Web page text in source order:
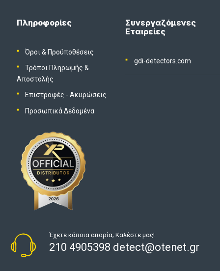
Πληροφορίες
Όροι & Προϋποθέσεις
Τρόποι Πληρωμής &
Αποστολής
Επιστροφές - Ακυρώσεις
Προσωπικά Δεδομένα
Συνεργαζόμενες
Εταιρείες
gdi-detectors.com
Έχετε κάποια απορία; Καλέστε μας!
210 4905398 detect@otenet.gr